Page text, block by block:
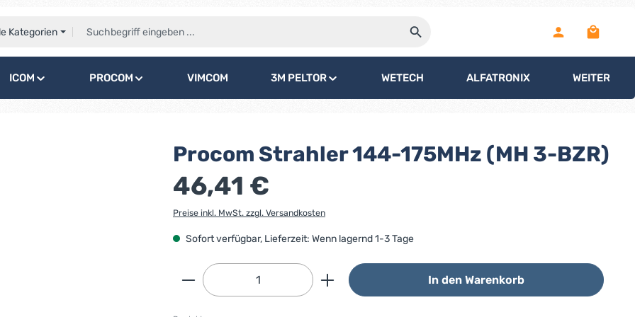
Kategorien
ICOM PROCOM VIMCOM 3M PELTOR WETECH ALFATRONIX WEITERE
Procom Strahler 144-175MHz (MH 3-BZR)
46,41 €
Preise inkl. MwSt. zzgl. Versandkosten
Sofort verfügbar, Lieferzeit: Wenn lagernd 1-3 Tage
Produkt Anzahl: Gib den gewünschten Wert ein oder
In den Warenkorb